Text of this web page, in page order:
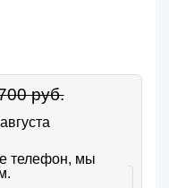
руб.
телефон, мы